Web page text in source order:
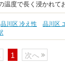
度で長く浸かれて
品川区 冷え性 品川区
1 次へ